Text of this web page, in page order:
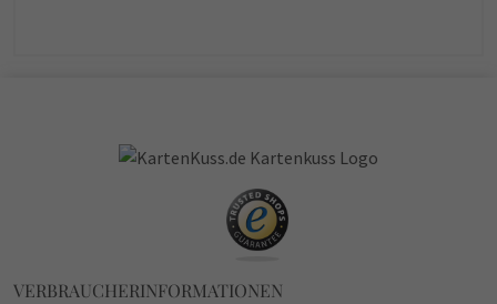
VERBRAUCHERINFORMATIONEN